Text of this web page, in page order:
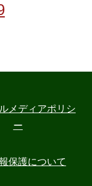
メディアポリシ
ー
保護について